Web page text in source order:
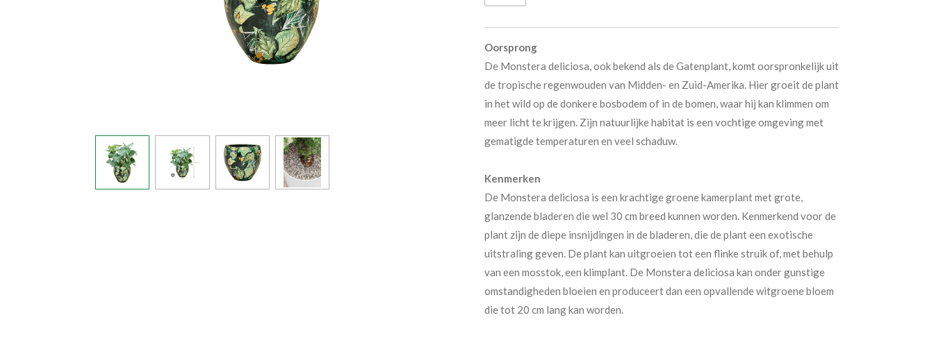
Oorsprong
De Monstera deliciosa, ook bekend als de Gatenplant, komt oorspronkelijk uit
de tropische regenwouden van Midden- en Zuid-Amerika. Hier groeit de plant
in het wild op de donkere bosbodem of in de bomen, waar hij kan klimmen om
meer licht te krijgen. Zijn natuurlijke habitat is een vochtige omgeving met
gematigde temperaturen en veel schaduw.
Kenmerken
De Monstera deliciosa is een krachtige groene kamerplant met grote,
glanzende bladeren die wel 30 cm breed kunnen worden. Kenmerkend voor de
plant zijn de diepe insnijdingen in de bladeren, die de plant een exotische
uitstraling geven. De plant kan uitgroeien tot een flinke struik of, met behulp
van een mosstok, een klimplant. De Monstera deliciosa kan onder gunstige
omstandigheden bloeien en produceert dan een opvallende witgroene bloem
die tot 20 cm lang kan worden.